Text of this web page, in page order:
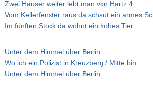
Zwei Häuser weiter lebt man von Hartz 4
Vom Kellerfenster raus da schaut ein armes
Im fünften Stock da wohnt ein hohes Tier
Unter dem Himmel über Berlin
Wo ich ein Polizist in Kreuzberg / Mitte bin
Unter dem Himmel über Berlin